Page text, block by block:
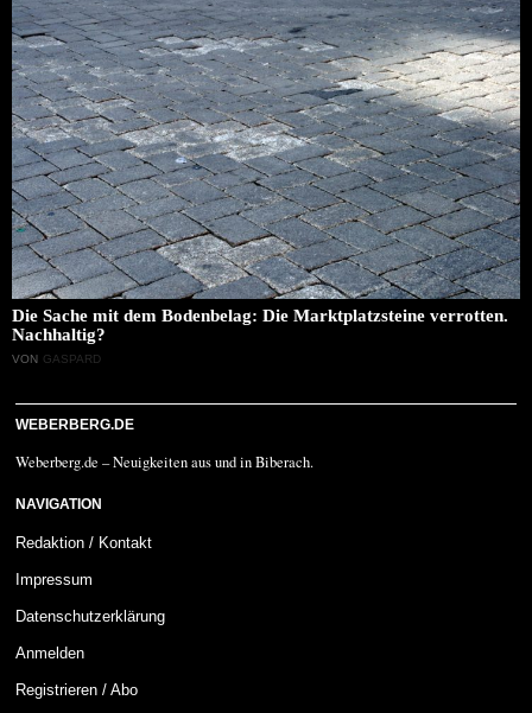
Die Sache mit dem Bodenbelag: Die Marktplatzsteine verrotten.
Nachhaltig?
VON GASPARD
WEBERBERG.DE
Weberberg.de – Neuigkeiten aus und in Biberach.
NAVIGATION
Redaktion / Kontakt
Impressum
Datenschutzerklärung
Anmelden
Registrieren / Abo